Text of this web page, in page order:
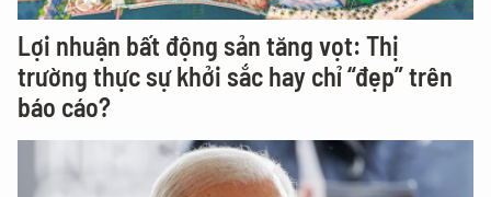
Lợi nhuận bất động sản tăng vọt: Thị
trường thực sự khởi sắc hay chỉ “đẹp” trên
báo cáo?